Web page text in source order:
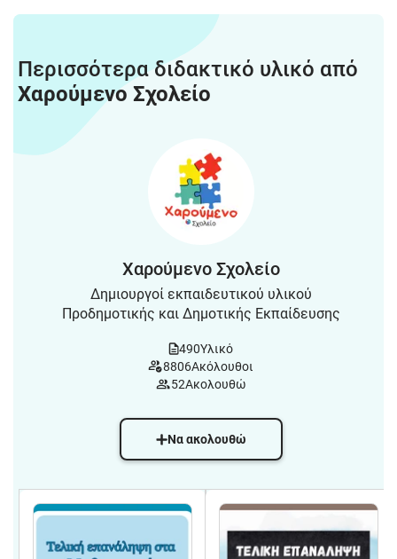
Περισσότερα διδακτικό υλικό από
Χαρούμενο Σχολείο
Χαρούμενο Σχολείο
Δημιουργοί εκπαιδευτικού υλικού
Προδημοτικής και Δημοτικής Εκπαίδευσης
490Υλικό
8806Ακόλουθοι
52Ακολουθώ
Να ακολουθώ